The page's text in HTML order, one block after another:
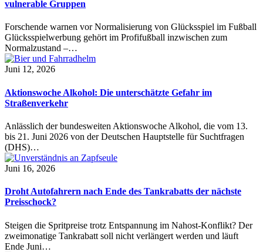
vulnerable Gruppen
Forschende warnen vor Normalisierung von Glücksspiel im Fußball
Glücksspielwerbung gehört im Profifußball inzwischen zum
Normalzustand –…
Juni 12, 2026
Aktionswoche Alkohol: Die unterschätzte Gefahr im
Straßenverkehr
Anlässlich der bundesweiten Aktionswoche Alkohol, die vom 13.
bis 21. Juni 2026 von der Deutschen Hauptstelle für Suchtfragen
(DHS)…
Juni 16, 2026
Droht Autofahrern nach Ende des Tankrabatts der nächste
Preisschock?
Steigen die Spritpreise trotz Entspannung im Nahost-Konflikt? Der
zweimonatige Tankrabatt soll nicht verlängert werden und läuft
Ende Juni…